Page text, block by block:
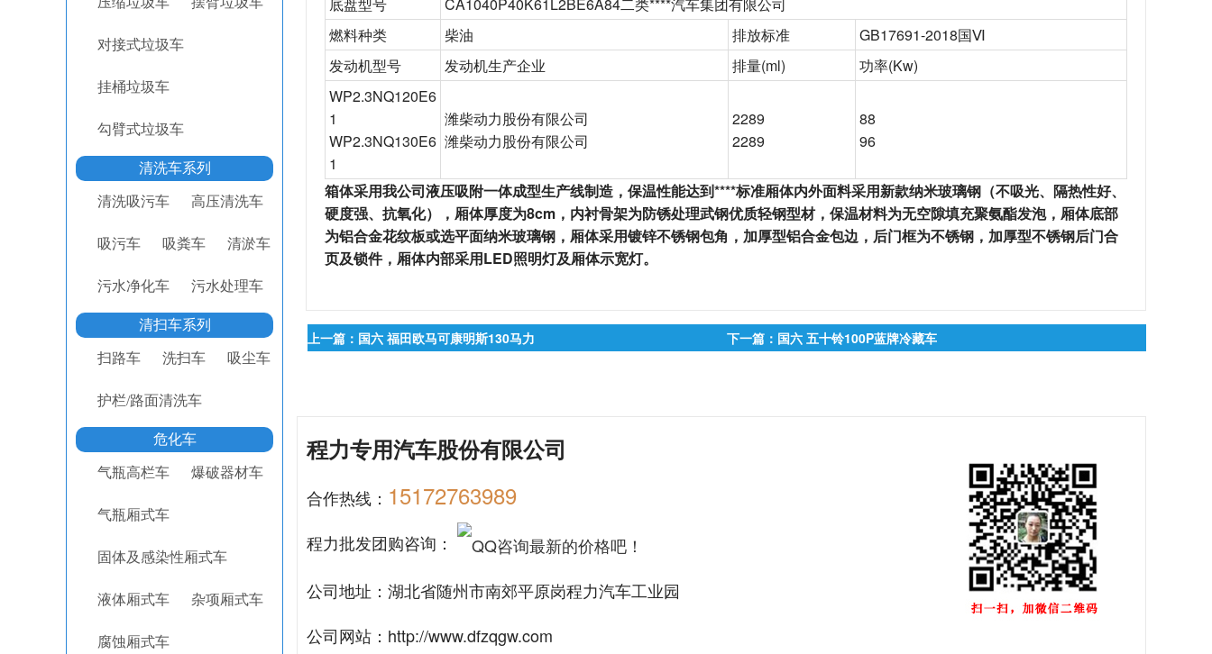
对接式垃圾车
挂桶垃圾车
勾臂式垃圾车
清洗车系列
清洗吸污车 高压清洗车
吸污车 吸粪车 清淤车
污水净化车 污水处理车
清扫车系列
扫路车 洗扫车 吸尘车
护栏/路面清洗车
危化车
气瓶高栏车 爆破器材车
气瓶厢式车
固体及感染性厢式车
液体厢式车 杂项厢式车
腐蚀厢式车
燃料种类
柴油 排放标准 GB17691-2018国Ⅵ
发动机型号
发动机生产企业 排量(ml) 功率(Kw)
WP2.3NQ120E6
1
WP2.3NQ130E6
1
潍柴动力股份有限公司
潍柴动力股份有限公司
2289
2289
88
96
箱体采用我公司液压吸附一体成型生产线制造，保温性能达到****标准厢体内外面料采用新款纳米玻璃钢（不吸光、隔热性好、
硬度强、抗氧化），厢体厚度为8cm， 内衬骨架为防锈处理武钢优质轻钢型材，保温材料为无空隙填充聚氨酯发泡，厢体底部
为铝合金花纹板或选平面纳米玻璃钢， 厢体采用镀锌不锈钢包角，加厚型铝合金包边，后门框为不锈钢，加厚型不锈钢后门合
页及锁件，厢体内部采用LED照明灯及厢体示宽灯。
上一篇：国六 福田欧马可康明斯130马力 下一篇：国六 五十铃100P蓝牌冷藏车
程力专用汽车股份有限公司
合作热线： 15172763989
程力批发团购咨询：
公司地址：湖北省随州市南郊平原岗程力汽车工业园
公司网站： http://www.dfzqgw.com